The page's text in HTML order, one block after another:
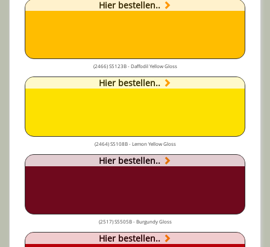
Hier bestellen..
(2466) S5123B - Daffodil Yellow Gloss
Hier bestellen..
(2464) S5108B - Lemon Yellow Gloss
Hier bestellen..
(2517) S5505B - Burgundy Gloss
Hier bestellen..